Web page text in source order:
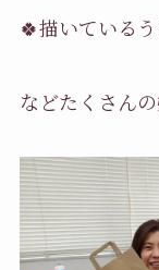
🍀描いている
などたくさん